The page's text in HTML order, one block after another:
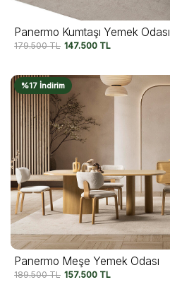
Panermo Kumtaşı Yemek Odası
179.500TL 147.500 TL
%17 İndirim
Panermo Meşe Yemek Odası
189.500TL 157.500 TL